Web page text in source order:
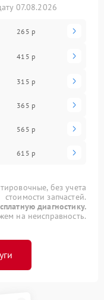
07.08.2026
265 р
415 р
315 р
365 р
565 р
615 р
без учета
стоимости запчастей.
диагностику.
на неисправность.